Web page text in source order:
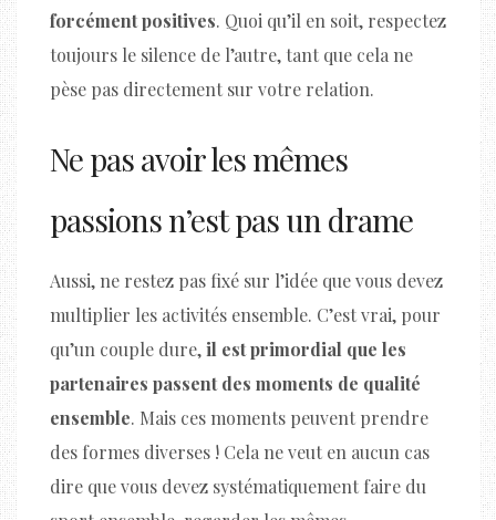
forcément positives. Quoi qu’il en soit, respectez
toujours le silence de l’autre, tant que cela ne
pèse pas directement sur votre relation.
Ne pas avoir les mêmes
passions n’est pas un drame
Aussi, ne restez pas fixé sur l’idée que vous devez
multiplier les activités ensemble. C’est vrai, pour
qu’un couple dure,il est primordial que les
partenaires passent des moments de qualité
ensemble. Mais ces moments peuvent prendre
des formes diverses ! Cela ne veut en aucun cas
dire que vous devez systématiquement faire du